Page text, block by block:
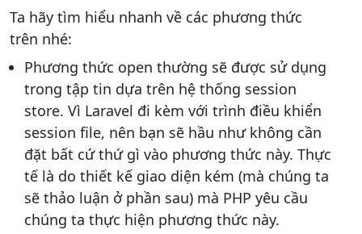
Ta hãy tìm hiểu nhanh về các phương thức
trên nhé:
Phương thức open thường sẽ được sử dụng
trong tập tin dựa trên hệ thống session
store. Vì Laravel đi kèm với trình điều khiển
session file, nên bạn sẽ hầu như không cần
đặt bất cứ thứ gì vào phương thức này. Thực
tế là do thiết kế giao diện kém (mà chúng ta
sẽ thảo luận ở phần sau) mà PHP yêu cầu
chúng ta thực hiện phương thức này.